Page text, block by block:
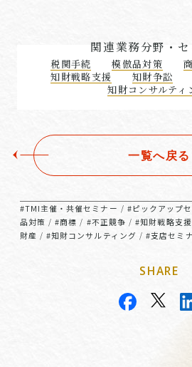
関連業務分野・
税関手続 模倣品対策
知財戦略支援
知財争訟
知財コンサルティ
一覧へ戻る
#TMI主催・共催セミナー / #ピックアップ
品対策 /#商標 / #不正競争 /#知財戦略支援
財産 / #知財コンサルティング /#支店セミ
SHARE